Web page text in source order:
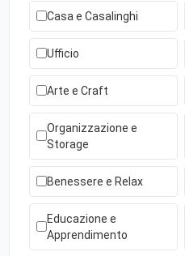
Casa e Casalinghi
Ufficio
Arte e Craft
Organizzazione e
Storage
Benessere e Relax
Educazione e
Apprendimento